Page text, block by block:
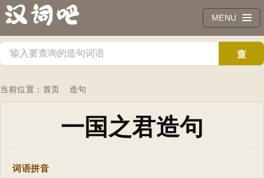
MENU
查
当前位置： 首页 造句
一国之君造句
词语拼音